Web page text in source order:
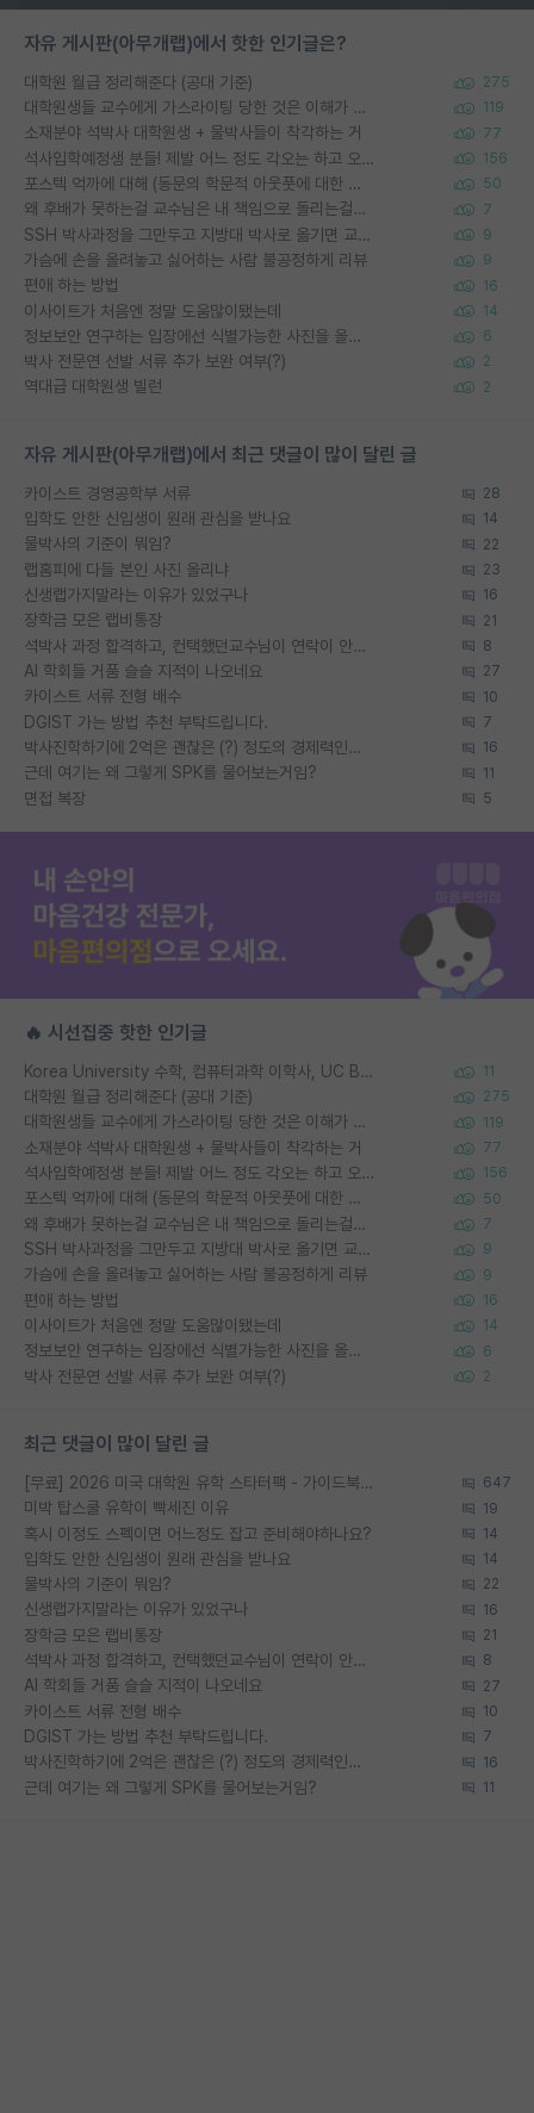
자유 게시판(아무개랩)에서 핫한 인기글은?
대학원 월급 정리해준다 (공대 기준) 275
대학원생들 교수에게 가스라이팅 당한 것은 이해가 갑니다. 안타깝네요. 119
소재분야 석박사 대학원생 + 물박사들이 착각하는 거 77
석사입학예정생 분들! 제발 어느 정도 각오는 하고 오세요. 156
포스텍 억까에 대해 (동문의 학문적 아웃풋에 대한 반박) 50
왜 후배가 못하는걸 교수님은 내 책임으로 돌리는걸까요? 7
SSH 박사과정을 그만두고 지방대 박사로 옮기면 교수의 꿈은 끝일까요? 9
가슴에 손을 올려놓고 싫어하는 사람 불공정하게 리뷰 9
편애 하는 방법 16
이사이트가 처음엔 정말 도움많이됐는데 14
정보보안 연구하는 입장에선 식별가능한 사진을 올리는건 비추이긴함 6
박사 전문연 선발 서류 추가 보완 여부(?) 2
역대급 대학원생 빌런 2
자유 게시판(아무개랩)에서 최근 댓글이 많이 달린 글
카이스트 경영공학부 서류 28
입학도 안한 신입생이 원래 관심을 받나요 14
물박사의 기준이 뭐임? 22
랩홈피에 다들 본인 사진 올리냐 23
신생랩가지말라는 이유가 있었구나 16
장학금 모은 랩비통장 21
석박사 과정 합격하고, 컨택했던교수님이 연락이 안됩니다... 8
AI 학회들 거품 슬슬 지적이 나오네요 27
카이스트 서류 전형 배수 10
DGIST 가는 방법 추천 부탁드립니다. 7
박사진학하기에 2억은 괜찮은 (?) 정도의 경제력인가요 16
근데 여기는 왜 그렇게 SPK를 물어보는거임? 11
면접 복장 5
🔥 시선집중 핫한 인기글
Korea University 수학, 컴퓨터과학 이학사, UC Berkeley 산업공학 대학원 공학박사가 되는 것은 쉽지 않겠죠? 11
대학원 월급 정리해준다 (공대 기준) 275
대학원생들 교수에게 가스라이팅 당한 것은 이해가 갑니다. 안타깝네요. 119
소재분야 석박사 대학원생 + 물박사들이 착각하는 거 77
석사입학예정생 분들! 제발 어느 정도 각오는 하고 오세요. 156
포스텍 억까에 대해 (동문의 학문적 아웃풋에 대한 반박) 50
왜 후배가 못하는걸 교수님은 내 책임으로 돌리는걸까요? 7
SSH 박사과정을 그만두고 지방대 박사로 옮기면 교수의 꿈은 끝일까요? 9
가슴에 손을 올려놓고 싫어하는 사람 불공정하게 리뷰 9
편애 하는 방법 16
이사이트가 처음엔 정말 도움많이됐는데 14
정보보안 연구하는 입장에선 식별가능한 사진을 올리는건 비추이긴함 6
박사 전문연 선발 서류 추가 보완 여부(?) 2
최근 댓글이 많이 달린 글
[무료] 2026 미국 대학원 유학 스타터팩 - 가이드북 & 합격자 컨택메일 템플릿 647
미박 탑스쿨 유학이 빡세진 이유 19
혹시 이정도 스펙이면 어느정도 잡고 준비해야하나요? 14
입학도 안한 신입생이 원래 관심을 받나요 14
물박사의 기준이 뭐임? 22
신생랩가지말라는 이유가 있었구나 16
장학금 모은 랩비통장 21
석박사 과정 합격하고, 컨택했던교수님이 연락이 안됩니다... 8
AI 학회들 거품 슬슬 지적이 나오네요 27
카이스트 서류 전형 배수 10
DGIST 가는 방법 추천 부탁드립니다. 7
박사진학하기에 2억은 괜찮은 (?) 정도의 경제력인가요 16
근데 여기는 왜 그렇게 SPK를 물어보는거임? 11